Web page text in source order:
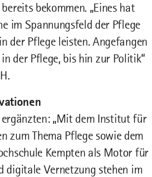
bekommen. „Eines hat
im Spannungsfeld der Pflege
der Pflege leisten. Angefangen
der Pflege, bis hin zur Politik“
ergänzten: „Mit dem Institut für
zum Thema Pflege sowie dem
Kempten als Motor für
digitale Vernetzung stehen im